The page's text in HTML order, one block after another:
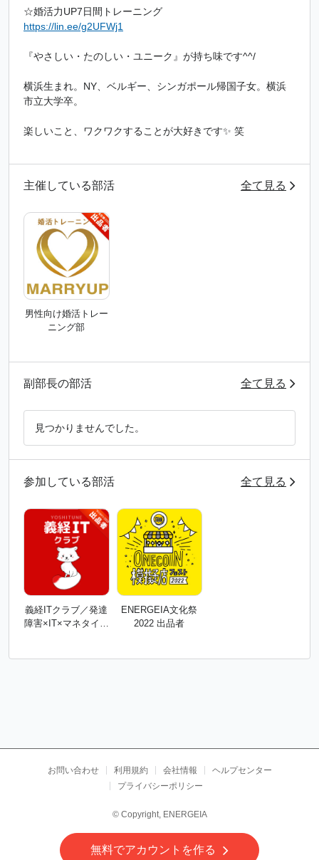
無料でアカウントを作る
☆婚活力UP7日間トレーニング
https://lin.ee/g2UFWj1
『やさしい・たのしい・ユニーク』が持ち味です^^/
横浜生まれ。NY、ベルギー、シンガポール帰国子女。横浜
市立大学卒。
楽しいこと、ワクワクすることが大好きです✨ 笑
主催している部活 全て見る
男性向け婚活トレー
ニング部
副部長の部活 全て見る
見つかりませんでした。
参加している部活 全て見る
義経ITクラブ／発達
障害×IT×マネタイズ
ENERGEIA文化祭
2022 出品者
© Copyright, ENERGEIA
お問い合わせ 利用規約 会社情報
ヘルプセンター
プライバシーポリシー